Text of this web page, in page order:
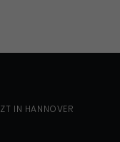
IN HANNOVER